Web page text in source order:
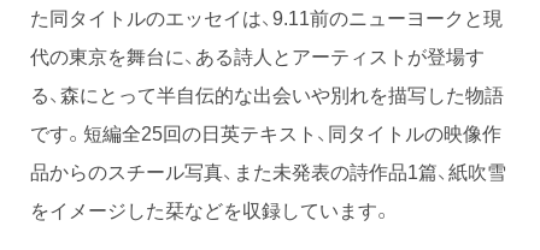
た同タイトルのエッセイは、9.11前のニューヨークと現
代の東京を舞台に、ある詩人とアーティストが登場す
る、森にとって半自伝的な出会いや別れを描写した物語
です。短編全25回の日英テキスト、同タイトルの映像作
品からのスチール写真、また未発表の詩作品1篇、紙吹雪
をイメージした栞などを収録しています。